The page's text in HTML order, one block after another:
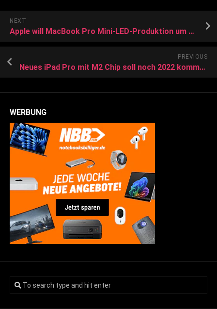
NEXT
Apple will MacBook Pro Mini-LED-Produktion um 20 bis 30 Prozent steigern
PREVIOUS
Neues iPad Pro mit M2 Chip soll noch 2022 kommen
WERBUNG